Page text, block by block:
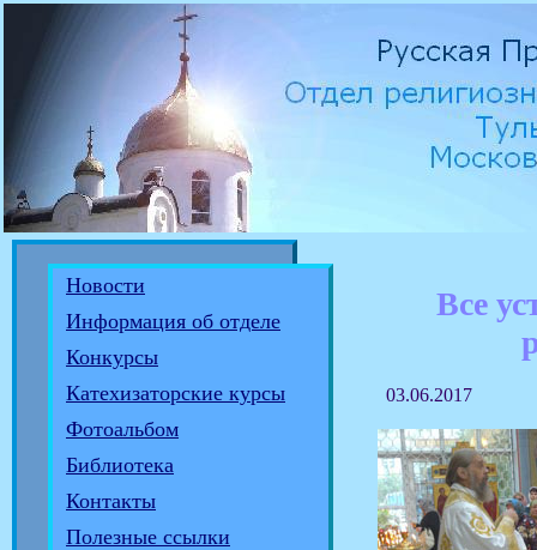
Новости
Информация об отделе
Конкурсы
Катехизаторские курсы
Фотоальбом
Библиотека
Контакты
Полезные ссылки
Все
03.06.2017